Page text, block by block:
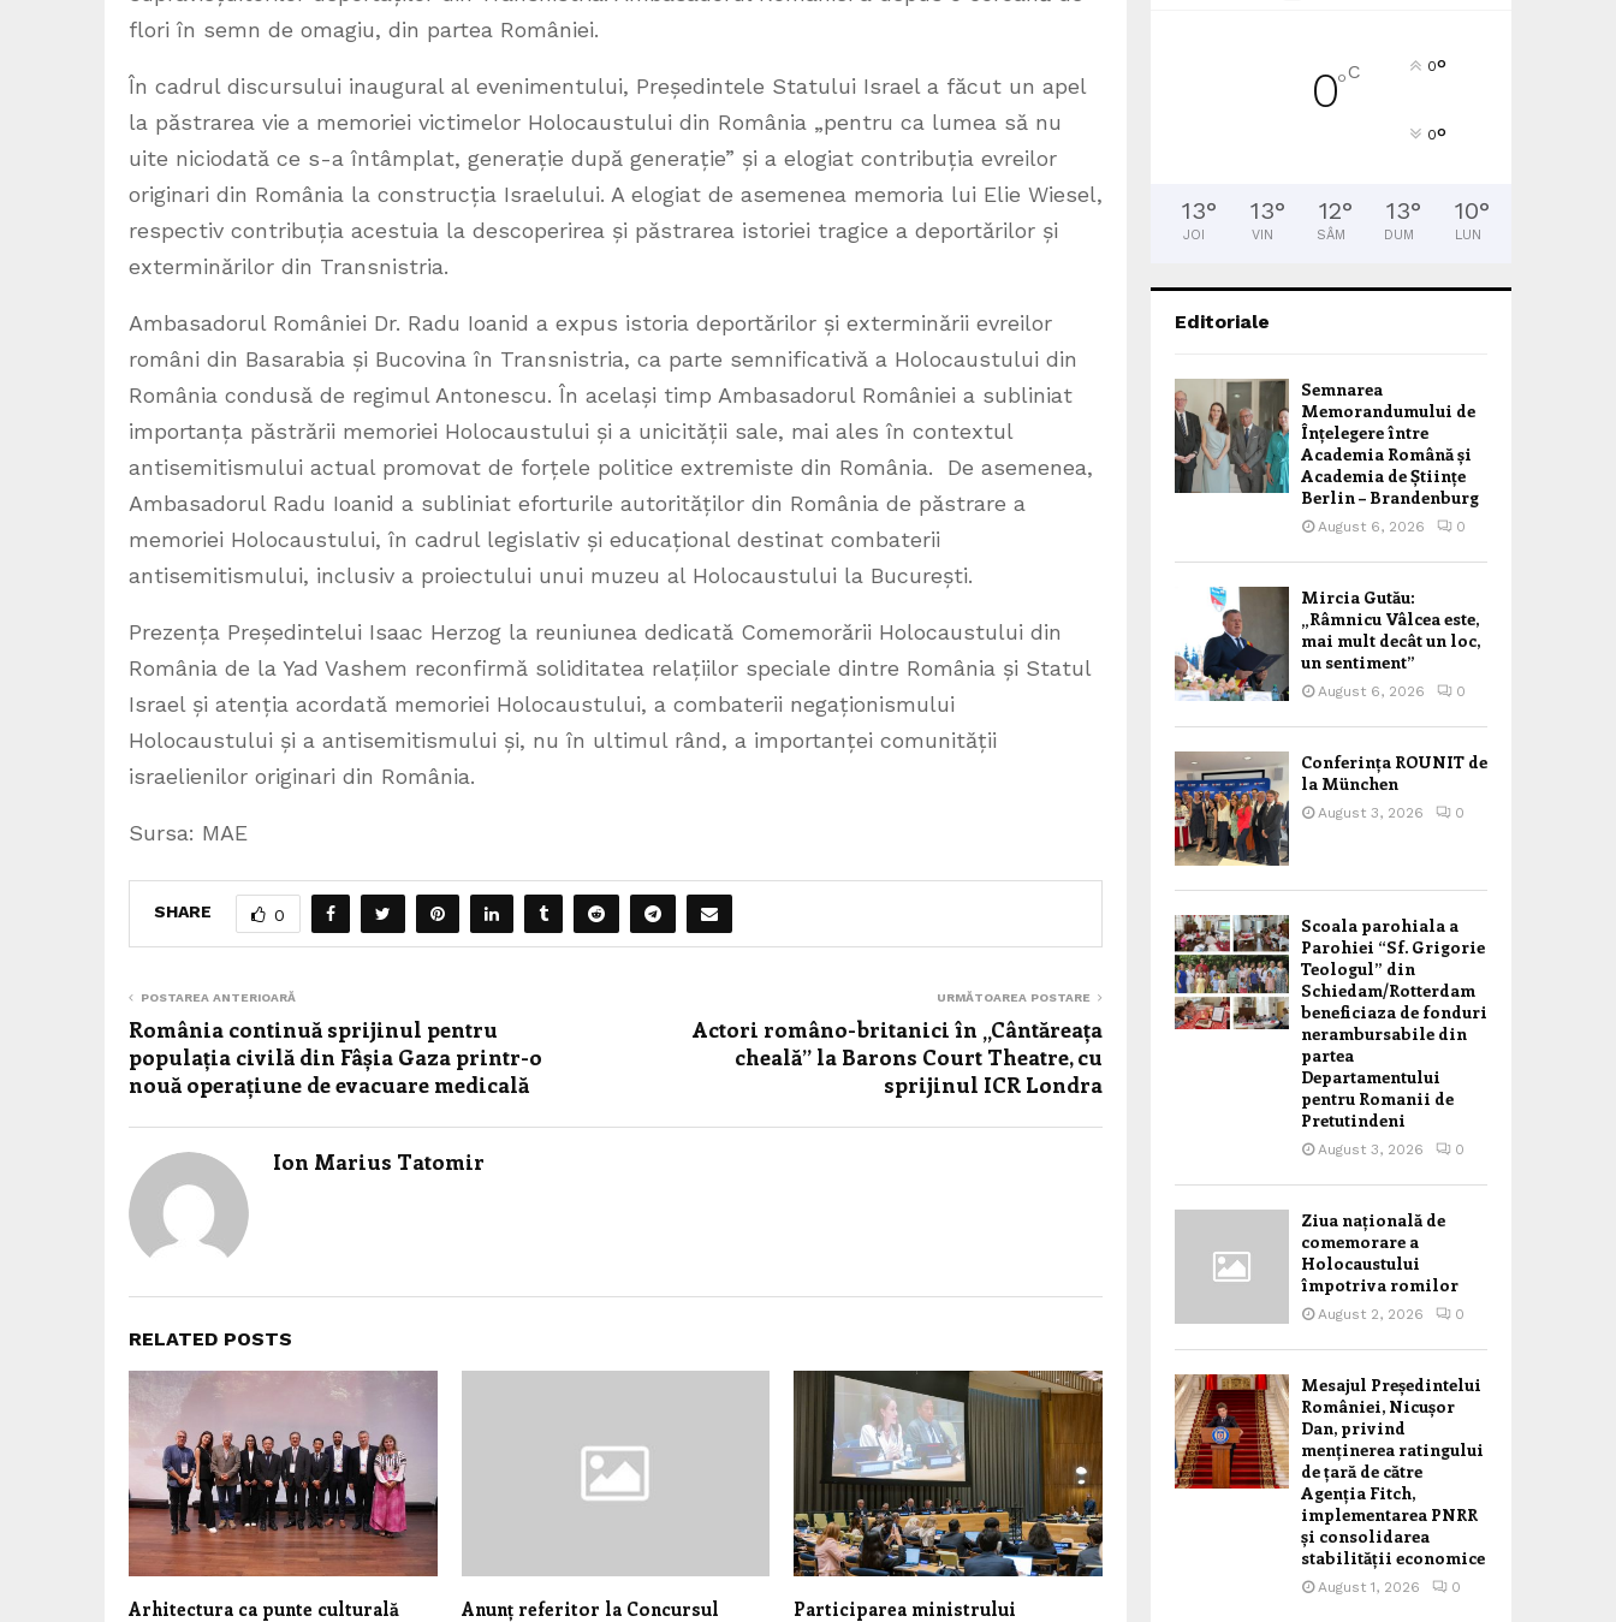
flori în semn de omagiu, din partea României.
În cadrul discursului inaugural al evenimentului, Președintele Statului Israel a făcut un apel
la păstrarea vie a memoriei victimelor Holocaustului din România „pentru ca lumea să nu
uite niciodată ce s-a întâmplat, generație după generație” și a elogiat contribuția evreilor
originari din România la construcția Israelului. A elogiat de asemenea memoria lui Elie Wiesel,
respectiv contribuția acestuia la descoperirea și păstrarea istoriei tragice a deportărilor și
exterminărilor din Transnistria.
Ambasadorul României Dr. Radu Ioanid a expus istoria deportărilor și exterminării evreilor
români din Basarabia și Bucovina în Transnistria, ca parte semnificativă a Holocaustului din
România condusă de regimul Antonescu. În același timp Ambasadorul României a subliniat
importanța păstrării memoriei Holocaustului și a unicității sale, mai ales în contextul
antisemitismului actual promovat de forțele politice extremiste din România. De asemenea,
Ambasadorul Radu Ioanid a subliniat eforturile autorităților din România de păstrare a
memoriei Holocaustului, în cadrul legislativ și educațional destinat combaterii
antisemitismului, inclusiv a proiectului unui muzeu al Holocaustului la București.
Prezența Președintelui Isaac Herzog la reuniunea dedicată Comemorării Holocaustului din
România de la Yad Vashem reconfirmă soliditatea relațiilor speciale dintre România și Statul
Israel și atenția acordată memoriei Holocaustului, a combaterii negaționismului
Holocaustului și a antisemitismului și, nu în ultimul rând, a importanței comunității
israelienilor originari din România.
Sursa: MAE
SHARE 0
POSTAREA ANTERIOARĂ
România continuă sprijinul pentru
populația civilă din Fâșia Gaza printr-o
nouă operațiune de evacuare medicală
URMĂTOAREA POSTARE
Actori româno-britanici în „Cântăreața
cheală” la Barons Court Theatre, cu
sprijinul ICR Londra
Ion Marius Tatomir
RELATED POSTS
Arhitectura ca punte culturală
Anunț referitor la Concursul
Participarea ministrului
0°C 0°
0°
13°
JOI
13°
VIN
12°
SÂM
13°
DUM
10°
LUN
Editoriale
Semnarea
Memorandumului de
Înțelegere între
Academia Română și
Academia de Științe
Berlin – Brandenburg
August 6, 2026 0
Mircia Gutău:
„Râmnicu Vâlcea este,
mai mult decât un loc,
un sentiment”
August 6, 2026 0
Conferința ROUNIT de
la München
August 3, 2026 0
Scoala parohiala a
Parohiei “Sf. Grigorie
Teologul” din
Schiedam/Rotterdam
beneficiaza de fonduri
nerambursabile din
partea
Departamentului
pentru Romanii de
Pretutindeni
August 3, 2026 0
Ziua națională de
comemorare a
Holocaustului
împotriva romilor
August 2, 2026 0
Mesajul Președintelui
României, Nicușor
Dan, privind
menținerea ratingului
de țară de către
Agenția Fitch,
implementarea PNRR
și consolidarea
stabilității economice
August 1, 2026 0